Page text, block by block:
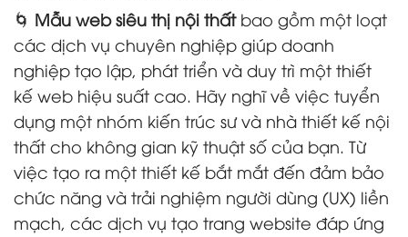
🌀 Mẫu web siêu thị nội thấtbao gồm một loạt
các dịch vụ chuyên nghiệp giúp doanh
nghiệp tạo lập, phát triển và duy trì một thiết
kế web hiệu suất cao. Hãy nghĩ về việc tuyển
dụng một nhóm kiến trúc sư và nhà thiết kế nội
thất cho không gian kỹ thuật số của bạn. Từ
việc tạo ra một thiết kế bắt mắt đến đảm bảo
chức năng và trải nghiệm người dùng (UX) liền
mạch, các dịch vụ tạo trang website đáp ứng